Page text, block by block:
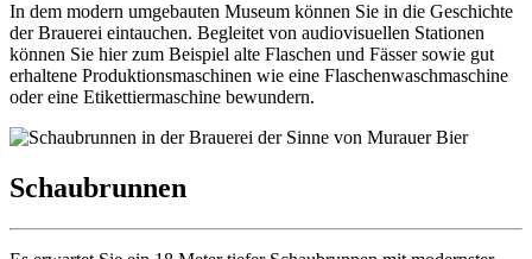
In dem modern umgebauten Museum können Sie in die Geschichte
der Brauerei eintauchen. Begleitet von audiovisuellen Stationen
können Sie hier zum Beispiel alte Flaschen und Fässer sowie gut
erhaltene Produktionsmaschinen wie eine Flaschenwaschmaschine
oder eine Etikettiermaschine bewundern.
Schaubrunnen